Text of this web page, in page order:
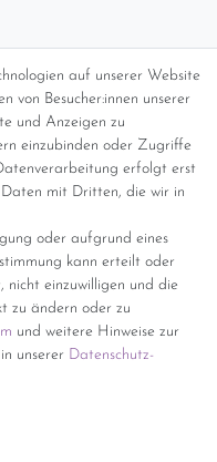
auf unserer Website
von Besucher:innen unserer
und Anzeigen zu
einzubinden oder Zugriffe
erfolgt erst
mit Dritten, die wir in
oder aufgrund eines
kann erteilt oder
nicht einzuwilligen und die
zu ändern oder zu
und weitere Hinweise zur
unserer Daten­schutz­
Euro ) inkl. MwSt.
(innerhalb
kaufen wir dieses an.
unterliegt gem. § 25a
ein Ausweis der